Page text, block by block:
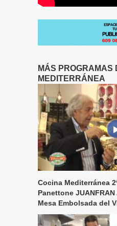
MÁS PROGRAMAS
MEDITERRÁNEA
Cocina Mediterránea
Panettone JUANFRAN
Mesa Embolsada del